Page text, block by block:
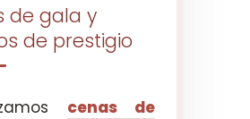
de gala y
de prestigio
cenas de